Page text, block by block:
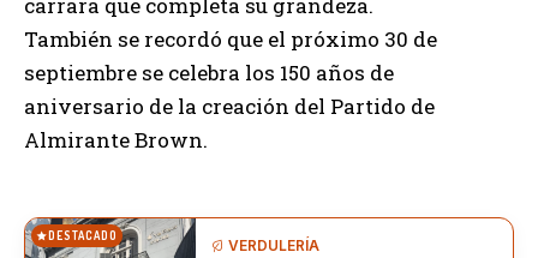
También se recordó que el próximo 30 de
septiembre se celebra los 150 años de
aniversario de la creación del Partido de
Almirante Brown.
DESTACADO
VERDULERÍA